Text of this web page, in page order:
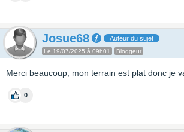
Josue68 Auteur du sujet
Le 19/07/2025 à 09h01 Bloggeur
Merci beaucoup, mon terrain est plat donc je
0